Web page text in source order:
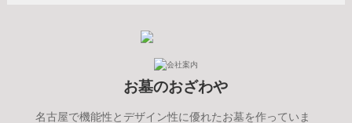
お墓のおざわや
名古屋で機能性とデザイン性に優れたお墓を作っていま